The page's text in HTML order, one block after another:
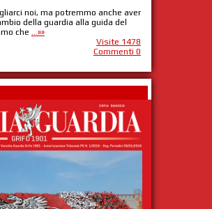
noi, ma potremmo anche aver
della guardia alla guida del
che ...»»
Visite 1478
Commenti 0